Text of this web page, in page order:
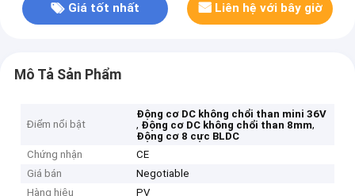
Giá tốt nhất Liên hệ với bây giờ
Mô Tả Sản Phẩm
Điểm nổi bật
Động cơ DC không chổi than mini 36V
, Động cơ DC không chổi than 8mm,
Động cơ 8 cực BLDC
Chứng nhận
CE
Giá bán
Negotiable
Hàng hiệu
PV